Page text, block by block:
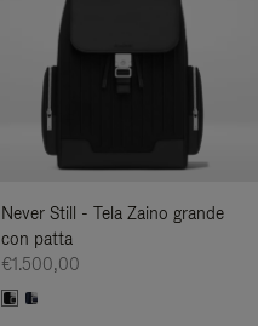
Never Still - Tela Zaino grande
con patta
€1.500,00